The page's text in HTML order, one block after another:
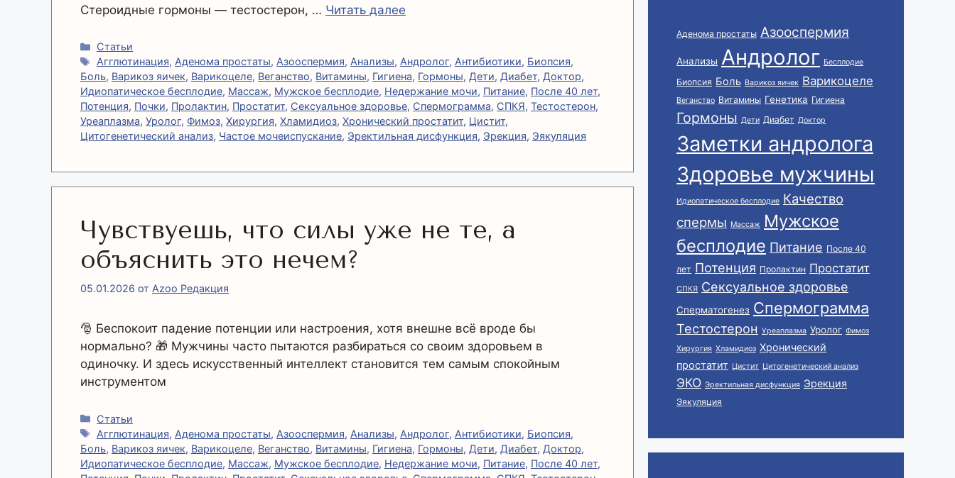
Стероидные гормоны — тестостерон, … Читать далее
Рубрики
Статьи
Метки
Агглютинация,Аденома простаты,Азооспермия,Анализы,Андролог,Антибиотики, Биопсия,
Боль, Варикоз яичек, Варикоцеле, Веганство, Витамины, Гигиена, Гормоны, Дети, Диабет, Доктор,
Идиопатическое бесплодие, Массаж, Мужское бесплодие, Недержание мочи, Питание, После 40 лет,
Потенция, Почки, Пролактин, Простатит, Сексуальное здоровье, Спермограмма, СПКЯ, Тестостерон,
Уреаплазма, Уролог, Фимоз, Хирургия, Хламидиоз, Хронический простатит, Цистит,
Цитогенетический анализ, Частое мочеиспускание, Эректильная дисфункция, Эрекция, Эякуляция
Чувствуешь, что силы уже не те, а
объяснить это нечем?
05.01.2026 от Azoo Редакция
🎅 Беспокоит падение потенции или настроения, хотя внешне всё вроде бы
нормально? 🎁 Мужчины часто пытаются разбираться со своим здоровьем в
одиночку. И здесь искусственный интеллект становится тем самым спокойным
инструментом
Рубрики
Статьи
Метки
Агглютинация, Аденома простаты, Азооспермия, Анализы, Андролог, Антибиотики, Биопсия,
Боль, Варикоз яичек, Варикоцеле, Веганство, Витамины, Гигиена, Гормоны, Дети, Диабет, Доктор,
Идиопатическое бесплодие, Массаж, Мужское бесплодие, Недержание мочи, Питание, После 40 лет,
Аденома простаты Азооспермия
Анализы Андролог Бесплодие
Биопсия Боль Варикоз яичек Варикоцеле
Веганство Витамины Генетика Гигиена
Гормоны Дети Диабет Доктор
Заметки андролога
Здоровье мужчины
Идиопатическое бесплодие Качество
спермы Массаж
Мужское
бесплодие Питание После 40
лет Потенция Пролактин Простатит
СПКЯ Сексуальное здоровье
Сперматогенез Спермограмма
Тестостерон Уреаплазма Уролог Фимоз
Хирургия Хламидиоз Хронический
простатит Цистит Цитогенетический анализ
ЭКО Эректильная дисфункция Эрекция
Эякуляция